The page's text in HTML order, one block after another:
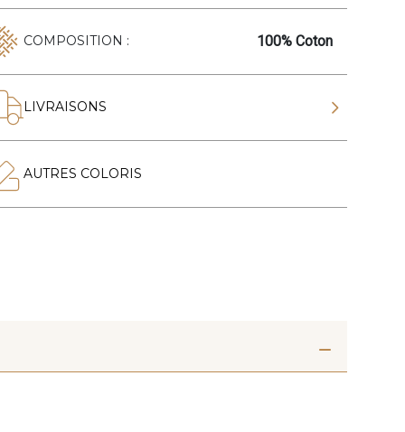
COMPOSITION : 100% Coton
LIVRAISONS
AUTRES COLORIS